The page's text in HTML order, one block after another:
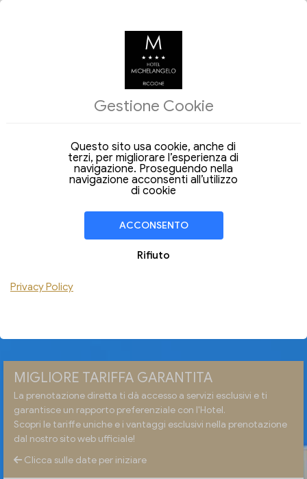
Partenza
10
Soggiorno di
MIGLIORE TARIFFA GARANTITA
La prenotazione diretta ti dà accesso a servizi esclusivi e ti
garantisce un rapporto preferenziale con l'Hotel.
Scopri le tariffe uniche e i vantaggi esclusivi nella prenotazione
dal nostro sito web ufficiale!
Clicca sulle date per iniziare
Gestione Cookie
Questo sito usa cookie, anche di
terzi, per migliorare l’esperienza di
navigazione. Proseguendo nella
navigazione acconsenti all’utilizzo
di cookie
ACCONSENTO
Rifiuto
Privacy Policy